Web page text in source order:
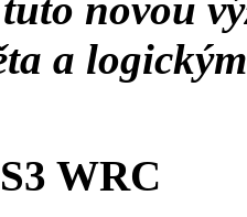
a
WRC